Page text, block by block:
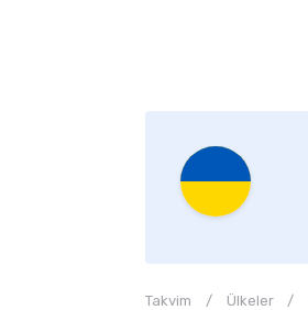
Takvim Ülkeler